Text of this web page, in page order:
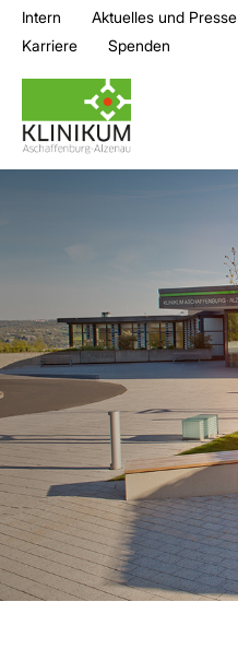
Intern Aktuelles und Presse
Karriere
Spenden